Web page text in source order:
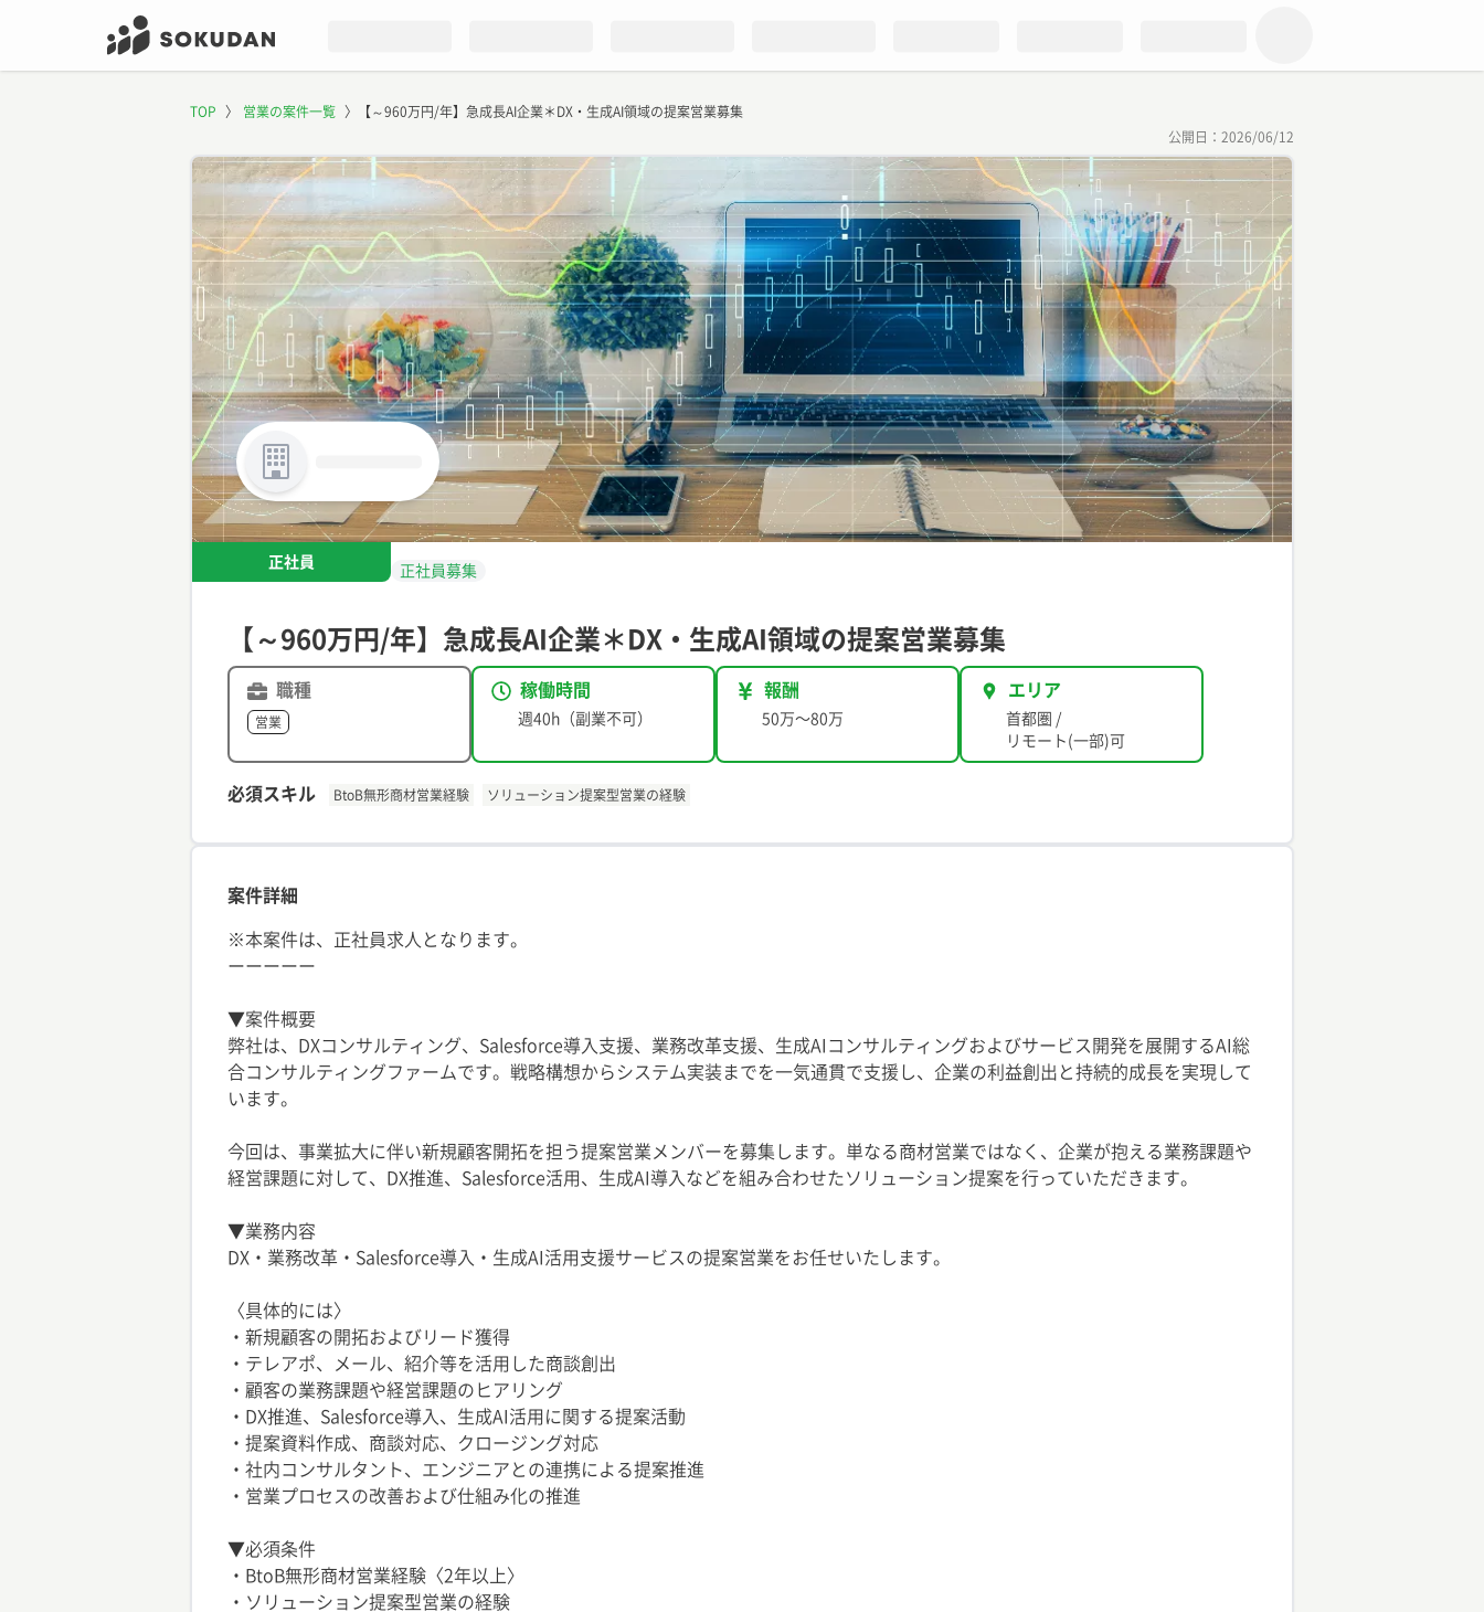
TOP 〉 営業の案件一覧 〉
【～960万円/年】急成長AI企業＊DX・生成AI領域の提案営業募集
公開日： 2026/06/12
正社員
正社員募集
【～960万円/年】急成長AI企業＊DX・生成AI領域の提案営業募集
職種
営業
稼働時間
週40h（副業不可）
報酬
50万〜80万
エリア
首都圏 /
リモート(一部)可
必須スキル BtoB無形商材営業経験 ソリューション提案型営業の経験
案件詳細
※本案件は、正社員求人となります。
ーーーーー
▼案件概要
弊社は、DXコンサルティング、Salesforce導入支援、業務改革支援、生成AIコンサルティングおよびサービス開発を展開するAI総
合コンサルティングファームです。戦略構想からシステム実装までを一気通貫で支援し、企業の利益創出と持続的成長を実現して
います。
今回は、事業拡大に伴い新規顧客開拓を担う提案営業メンバーを募集します。単なる商材営業ではなく、企業が抱える業務課題や
経営課題に対して、DX推進、Salesforce活用、生成AI導入などを組み合わせたソリューション提案を行っていただきます。
▼業務内容
DX・業務改革・Salesforce導入・生成AI活用支援サービスの提案営業をお任せいたします。
〈具体的には〉
・新規顧客の開拓およびリード獲得
・テレアポ、メール、紹介等を活用した商談創出
・顧客の業務課題や経営課題のヒアリング
・DX推進、Salesforce導入、生成AI活用に関する提案活動
・提案資料作成、商談対応、クロージング対応
・社内コンサルタント、エンジニアとの連携による提案推進
・営業プロセスの改善および仕組み化の推進
▼必須条件
・BtoB無形商材営業経験〈2年以上〉
・ソリューション提案型営業の経験